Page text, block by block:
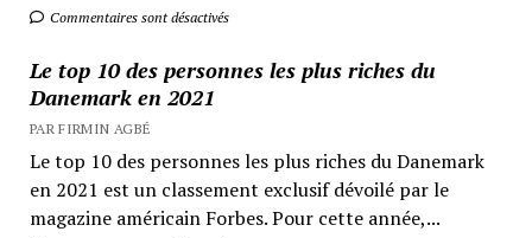
Commentaires sont désactivés
Le top 10 des personnes les plus riches du
Danemark en 2021
PAR FIRMIN AGBÉ
Le top 10 des personnes les plus riches du Danemark
en 2021 est un classement exclusif dévoilé par le
magazine américain Forbes. Pour cette année,...